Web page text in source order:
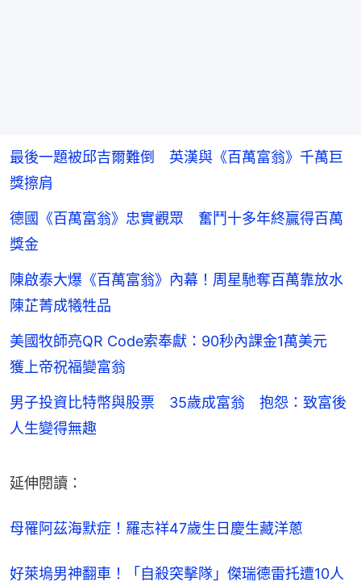
最後一題被邱吉爾難倒 英漢與《百萬富翁》千萬巨
獎擦肩
德國《百萬富翁》忠實觀眾 奮鬥十多年終贏得百萬
獎金
陳啟泰大爆《百萬富翁》內幕！周星馳奪百萬靠放水
陳芷菁成犧牲品
美國牧師亮QR Code索奉獻：90秒內課金1萬美元
獲上帝祝福變富翁
男子投資比特幣與股票 35歲成富翁 抱怨：致富後
人生變得無趣
延伸閱讀：
母罹阿茲海默症！羅志祥47歲生日慶生藏洋蔥
好萊塢男神翻車！「自殺突擊隊」傑瑞德雷托遭10人